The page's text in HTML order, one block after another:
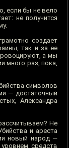
если бы не вело
не получится
создает
так и за ее
а мы
много раз, пока,
символов
— достаточный
Александра
Не
и ареста
новый народ —
средств